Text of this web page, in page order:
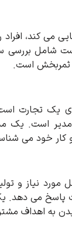
کند، افراد
شامل بررسی
ثمربخش است.
یک تجارت
است. یک
کار خود می
مورد نیاز و
پاسخ می
به اهداف